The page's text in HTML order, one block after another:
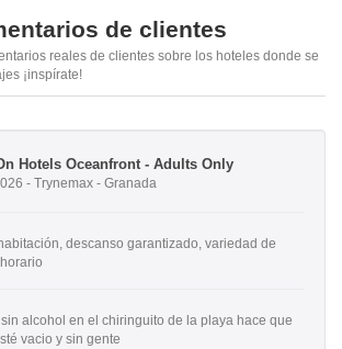
de clientes
reales de clientes sobre los hoteles donde se
¡inspírate!
Hotels Oceanfront - Adults Only
- Trynemax - Granada
descanso garantizado, variedad de
alcohol en el chiringuito de la playa hace que
vacio y sin gente